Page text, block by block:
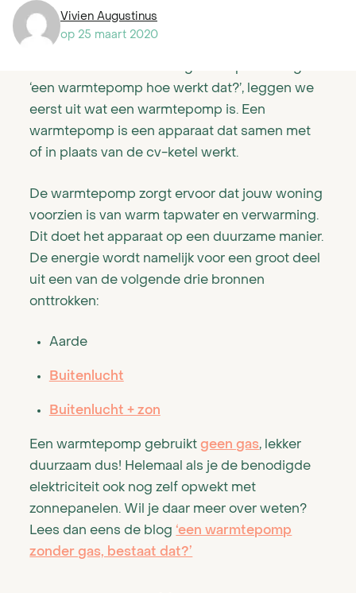
Smart home oplossingen en management
Het hybride systeem
Het all-electric systeem
Het PVT-systeem voor corporatiewoningen
Het PVT-systeem voor utiliteitsbouw
Bestaande bouw
Certificaten en garanties
Blog
Vivien Augustinus
op 25 maart 2020
Wat is een warmtepomp?
Om antwoord te kunnen geven op de vraag
‘een warmtepomp hoe werkt dat?’, leggen we
eerst uit wat een warmtepomp is. Een
warmtepomp is een apparaat dat samen met
of in plaats van de cv-ketel werkt.
De warmtepomp zorgt ervoor dat jouw woning
voorzien is van warm tapwater en verwarming.
Dit doet het apparaat op een duurzame manier.
De energie wordt namelijk voor een groot deel
uit een van de volgende drie bronnen
onttrokken:
Aarde
Buitenlucht
Buitenlucht + zon
Een warmtepomp gebruiktgeen gas, lekker
duurzaam dus! Helemaal als je de benodigde
elektriciteit ook nog zelf opwekt met
zonnepanelen. Wil je daar meer over weten?
Lees dan eens de blog‘een warmtepomp
zonder gas, bestaat dat?’